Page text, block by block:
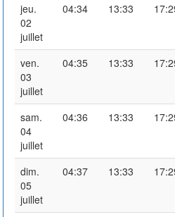
jeu.
02
juillet
04:34 13:33
ven.
03
juillet
04:35 13:33
sam.
04
juillet
04:36 13:33
dim.
05
juillet
04:37 13:33